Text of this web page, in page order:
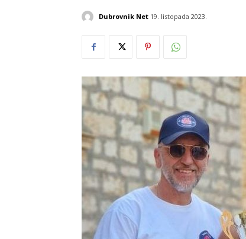
Dubrovnik Net 19. listopada 2023.